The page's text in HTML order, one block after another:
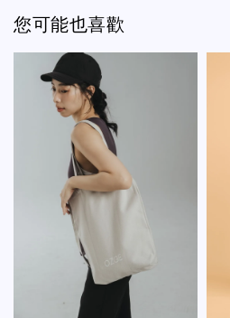
您可能也喜歡